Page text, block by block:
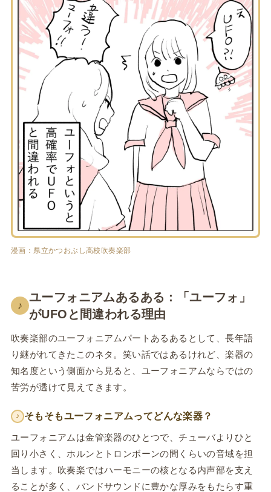
漫画：県立かつおぶし高校吹奏楽部
♪
ユーフォニアムあるある：「ユーフォ」
がUFOと間違われる理由
吹奏楽部のユーフォニアムパートあるあるとして、長年語
り継がれてきたこのネタ。笑い話ではあるけれど、楽器の
知名度という側面から見ると、ユーフォニアムならではの
苦労が透けて見えてきます。
♪ そもそもユーフォニアムってどんな楽器？
ユーフォニアムは金管楽器のひとつで、チューバよりひと
回り小さく、ホルンとトロンボーンの間くらいの音域を担
当します。吹奏楽ではハーモニーの核となる内声部を支え
ることが多く、バンドサウンドに豊かな厚みをもたらす重